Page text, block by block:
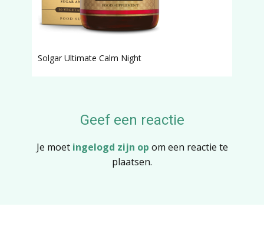
Solgar Ultimate Calm Night
Geef een reactie
Je moet ingelogd zijn op om een reactie te
plaatsen.